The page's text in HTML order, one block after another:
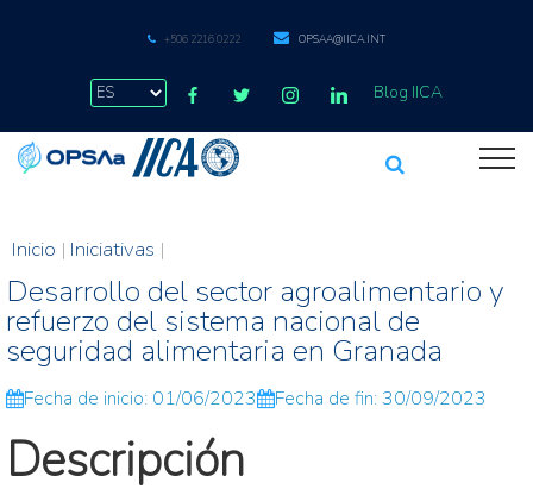
+506 2216 0222 OPSAA@IICA.INT
Blog IICA
Inicio | Iniciativas |
Desarrollo del sector agroalimentario y
refuerzo del sistema nacional de
seguridad alimentaria en Granada
Fecha de inicio: 01/06/2023 Fecha de fin: 30/09/2023
Descripción